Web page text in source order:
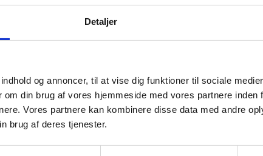
Detaljer
og annoncer, til at vise dig funktioner til sociale
din brug af vores hjemmeside med vores partnere inden
Vores partnere kan kombinere disse data med andre
brug af deres tjenester.